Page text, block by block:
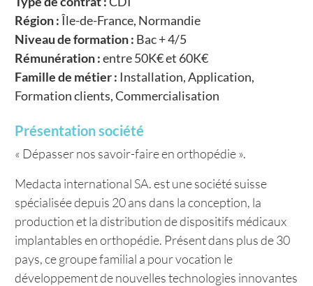
Région :Île-de-France, Normandie
Niveau de formation : Bac + 4/5
Rémunération :entre 50K€ et 60K€
Famille de métier : Installation, Application,
Formation clients, Commercialisation
Présentation société
« Dépasser nos savoir-faire en orthopédie ».
Medacta international SA. est une société suisse
spécialisée depuis 20 ans dans la conception, la
production et la distribution de dispositifs médicaux
implantables en orthopédie. Présent dans plus de 30
pays, ce groupe familial a pour vocation le
développement de nouvelles technologies innovantes